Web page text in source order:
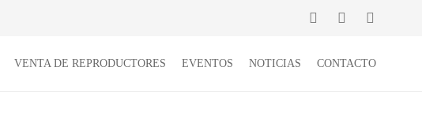
VENTA DE REPRODUCTORES EVENTOS NOTICIAS CONTACTO